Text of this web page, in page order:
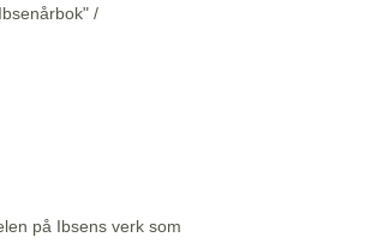
/
på Ibsens verk som